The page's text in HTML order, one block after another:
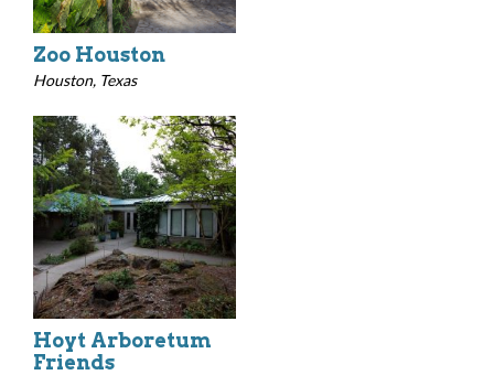
Zoo Houston
Houston, Texas
Hoyt Arboretum
Friends